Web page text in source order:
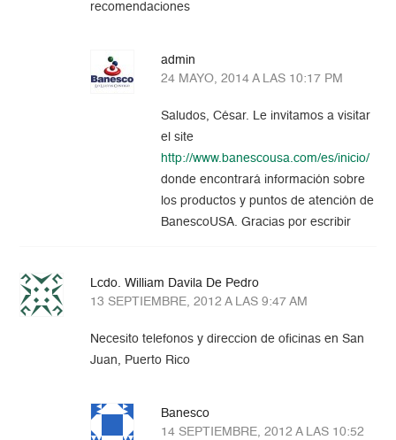
recomendaciones
admin
24 MAYO, 2014 A LAS 10:17 PM
Saludos, César. Le invitamos a visitar
el site
http://www.banescousa.com/es/inicio/
donde encontrará información sobre
los productos y puntos de atención de
BanescoUSA. Gracias por escribir
Lcdo. William Davila De Pedro
13 SEPTIEMBRE, 2012 A LAS 9:47 AM
Necesito telefonos y direccion de oficinas en San
Juan, Puerto Rico
Banesco
14 SEPTIEMBRE, 2012 A LAS 10:52